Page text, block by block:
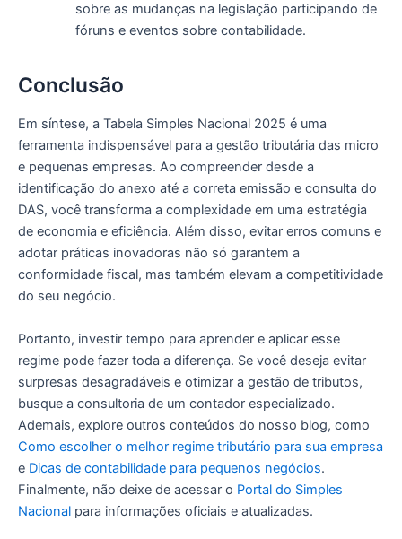
sobre as mudanças na legislação participando de
fóruns e eventos sobre contabilidade.
Conclusão
Em síntese, a Tabela Simples Nacional 2025 é uma
ferramenta indispensável para a gestão tributária das micro
e pequenas empresas. Ao compreender desde a
identificação do anexo até a correta emissão e consulta do
DAS, você transforma a complexidade em uma estratégia
de economia e eficiência. Além disso, evitar erros comuns e
adotar práticas inovadoras não só garantem a
conformidade fiscal, mas também elevam a competitividade
do seu negócio.
Portanto, investir tempo para aprender e aplicar esse
regime pode fazer toda a diferença. Se você deseja evitar
surpresas desagradáveis e otimizar a gestão de tributos,
busque a consultoria de um contador especializado.
Ademais, explore outros conteúdos do nosso blog, como
Como escolher o melhor regime tributário para sua empresa
e Dicas de contabilidade para pequenos negócios.
Finalmente, não deixe de acessar o Portal do Simples
Nacional para informações oficiais e atualizadas.